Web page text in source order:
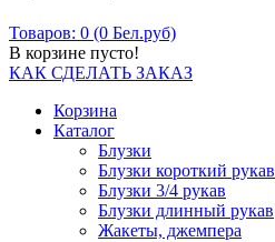
Товаров: 0 (0 Бел.руб)
В корзине пусто!
КАК СДЕЛАТЬ ЗАКАЗ
Корзина
Каталог
Блузки
Блузки короткий рукав
Блузки 3/4 рукав
Блузки длинный рукав
Жакеты, джемпера